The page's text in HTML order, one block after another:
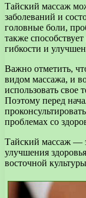
Тайский массаж
заболеваний и
головные боли,
также
гибкости и
Важно отметить,
видом массажа, и
использовать
Поэтому перед
проблемах со
Тайский массаж —
улучшения
восточной